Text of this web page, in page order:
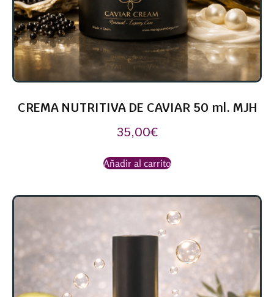
CREMA NUTRITIVA DE CAVIAR 50 ml. MJH
35,00€
Añadir al carrito